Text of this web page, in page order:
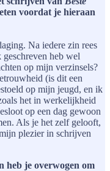
voordat je hieraan
Na iedere zin rees
heb wel
op mijn verzinsels?
(is dit een
op mijn jeugd, en ik
het in werkelijkheid
op een dag gewoon
Als je het zelf gelooft,
plezier in schrijven
heb je overwogen om